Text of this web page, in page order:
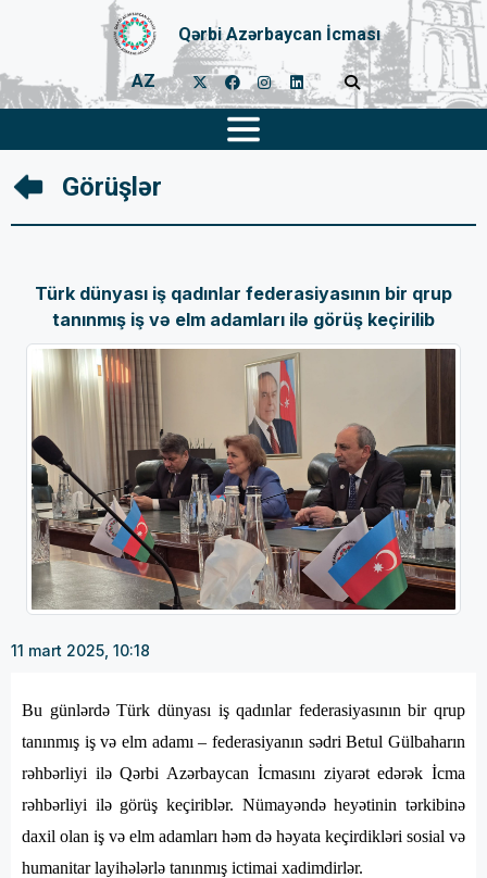
Qərbi Azərbaycan İcması
AZ
Görüşlər
Türk dünyası iş qadınlar federasiyasının bir qrup
tanınmış iş və elm adamları ilə görüş keçirilib
11 mart 2025, 10:18
Bu günlərdə Türk dünyası iş qadınlar federasiyasının bir qrup
tanınmış iş və elm adamı – federasiyanın sədri Betul Gülbaharın
rəhbərliyi ilə Qərbi Azərbaycan İcmasını ziyarət edərək İcma
rəhbərliyi ilə görüş keçiriblər. Nümayəndə heyətinin tərkibinə
daxil olan iş və elm adamları həm də həyata keçirdikləri sosial və
humanitar layihələrlə tanınmış ictimai xadimdirlər.